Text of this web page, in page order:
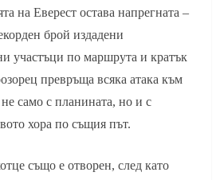
на Еверест остава напрегната –
брой издадени
участъци по маршрута и кратък
превръща всяка атака към
не само с планината, но и с
хора по същия път.
също е отворен, след като